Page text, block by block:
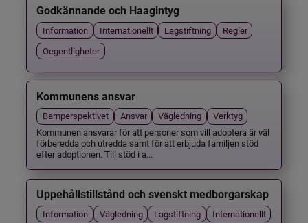
Godkännande och Haagintyg
Information Internationellt Lagstiftning
Regler
Oegentligheter
Kommunens ansvar
Barnperspektivet Ansvar Vägledning
Verktyg
Kommunen ansvarar för att personer som vill adoptera är väl
förberedda och utredda samt för att erbjuda familjen stöd
efter adoptionen. Till stöd i a...
Uppehållstillstånd och svenskt medborgarskap
Information Vägledning Lagstiftning
Internationellt